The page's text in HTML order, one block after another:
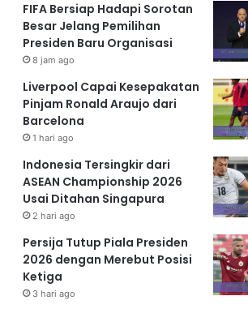
FIFA Bersiap Hadapi Sorotan
Besar Jelang Pemilihan
Presiden Baru Organisasi
8 jam ago
Liverpool Capai Kesepakatan
Pinjam Ronald Araujo dari
Barcelona
1 hari ago
Indonesia Tersingkir dari
ASEAN Championship 2026
Usai Ditahan Singapura
2 hari ago
Persija Tutup Piala Presiden
2026 dengan Merebut Posisi
Ketiga
3 hari ago